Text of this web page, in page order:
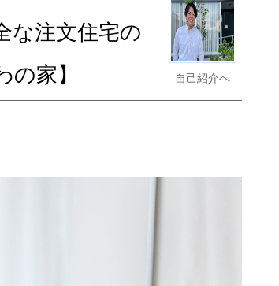
自己紹介へ
な注文住宅の
家】